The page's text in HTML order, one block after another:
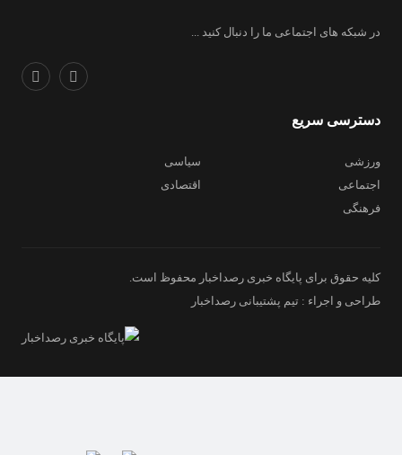
در شبکه های اجتماعی ما را دنبال کنید ...
دسترسی سریع
ورزشی
سیاسی
اجتماعی
اقتصادی
فرهنگی
کلیه حقوق برای پایگاه خبری رصداخبار محفوظ است.
طراحی و اجراء : تیم پشتیبانی رصداخبار